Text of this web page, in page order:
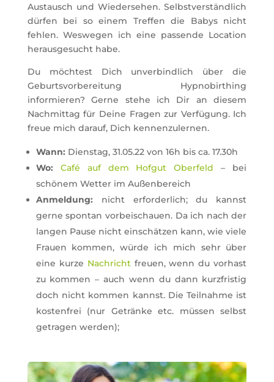
Austausch und Wiedersehen. Selbstverständlich
dürfen bei so einem Treffen die Babys nicht
fehlen. Weswegen ich eine passende Location
herausgesucht habe.
Du möchtest Dich unverbindlich über die
Geburtsvorbereitung Hypnobirthing
informieren? Gerne stehe ich Dir an diesem
Nachmittag für Deine Fragen zur Verfügung. Ich
freue mich darauf, Dich kennenzulernen.
Wann: Dienstag, 31.05.22 von 16h bis ca. 17.30h
Wo:
Café auf dem Hofgut Oberfeld – bei
schönem Wetter im Außenbereich
Anmeldung: nicht erforderlich; du kannst
gerne spontan vorbeischauen. Da ich nach der
langen Pause nicht einschätzen kann, wie viele
Frauen kommen, würde ich mich sehr über
eine kurze Nachrichtfreuen, wenn du vorhast
zu kommen – auch wenn du dann kurzfristig
doch nicht kommen kannst. Die Teilnahme ist
kostenfrei (nur Getränke etc. müssen selbst
getragen werden);